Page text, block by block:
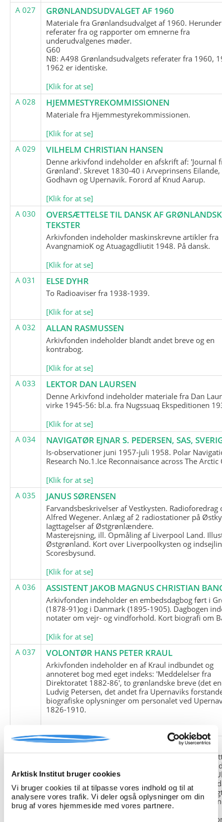
Arktisk Institut bruger cookies
Vi bruger cookies til at tilpasse vores indhold og til at
analysere vores trafik. Vi deler også oplysninger om din
brug af vores hjemmeside med vores partnere.
A 027
GRØNLANDSUDVALGET AF 1960
Materiale fra Grønlandsudvalget af 1960. Herunder
referater fra og rapporter om emnerne fra
underudvalgenes møder.
G60
NB: A498 Grønlandsudvalgets referater fra 1960,
1962 er identiske.
[Klik for at se]
A 028
HJEMMESTYREKOMMISSIONEN
Materiale fra Hjemmestyrekommissionen.
[Klik for at se]
A 029
VILHELM CHRISTIAN HANSEN
Denne arkivfond indeholder en afskrift af: 'Journal
Grønland'. Skrevet 1830-40 i Arveprinsens Eilande,
Godhavn og Upernavik. Forord af Knud Aarup.
[Klik for at se]
A 030
OVERSÆTTELSE TIL DANSK AF
TEKSTER
Arkivfonden indeholder maskinskrevne artikler fra
AvangnamioK og Atuagagdliutit 1948. På dansk.
[Klik for at se]
A 031
ELSE DYHR
To Radioaviser fra 1938-1939.
[Klik for at se]
A 032
ALLAN RASMUSSEN
Arkivfonden indeholder blandt andet breve og en
kontrabog.
[Klik for at se]
A 033
LEKTOR DAN LAURSEN
Denne Arkivfond indeholder materiale fra Dan
virke 1945-56: bl.a. fra Nugssuaq Ekspeditionen
[Klik for at se]
A 034
NAVIGATØR EJNAR S. PEDERSEN, SAS,
Is-observationer juni 1957-juli 1958. Polar
Research No.1.Ice Reconnaisance across The Arctic
[Klik for at se]
A 035
JANUS SØRENSEN
Farvandsbeskrivelser af Vestkysten. Radioforedrag
Alfred Wegener. Anlæg af 2 radiostationer på
Iagttagelser af Østgrønlændere.
Masterejsning, ill. Opmåling af Liverpool Land.
Østgrønland. Kort over Liverpoolkysten og
Scoresbysund.
[Klik for at se]
A 036
ASSISTENT JAKOB MAGNUS CHRISTIAN
Arkivfonden indeholder en embedsdagbog ført i
(1878-91)og i Danmark (1895-1905). Dagbogen
notater om vejr- og vindforhold. Kort biografi om
[Klik for at se]
A 037
VOLONTØR HANS PETER KRAUL
Arkivfonden indeholder en af Kraul indbundet og
annoteret bog med eget indeks: 'Meddelelser fra
Direktoratet 1882-86', to grønlandske breve (det
Ludvig Petersen, det andet fra Upernaviks
biografiske oplysninger om personalet ved
1826-1910.
A 038
FRIEDRICH LITTMANN
Denne arkivfond indeholder en kopi af Friedrich
upublicerede erindringer. Originalen befinder sig i
tyske historiker Franz Selingers privatarkiv i byen
Tyskland. Friedrich Littmann var en af de tyske
der var med i vejrstationen "Holzauge" i Hansa
Nordøstgrønland under Anden Verdenskrig.
"Holzauge" blev opdaget af Nordøstgrønlands
Slædepatrulje med Eli Knudsen som medlem og